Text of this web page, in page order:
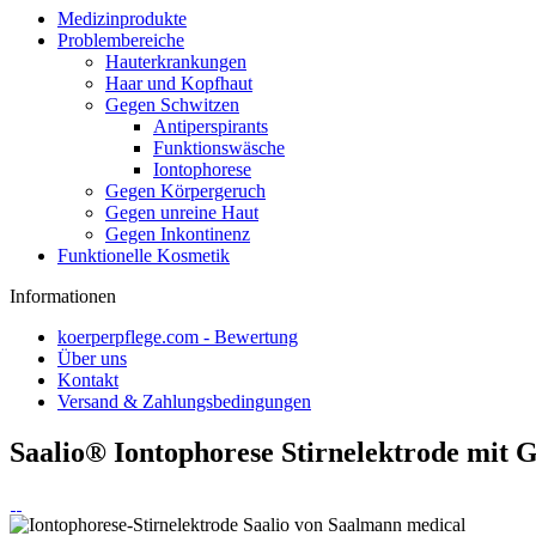
Medizinprodukte
Problembereiche
Hauterkrankungen
Haar und Kopfhaut
Gegen Schwitzen
Antiperspirants
Funktionswäsche
Iontophorese
Gegen Körpergeruch
Gegen unreine Haut
Gegen Inkontinenz
Funktionelle Kosmetik
Informationen
koerperpflege.com - Bewertung
Über uns
Kontakt
Versand & Zahlungsbedingungen
Saalio® Iontophorese Stirnelektrode mit